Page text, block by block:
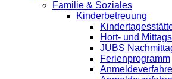
Familie & Soziales
Kinderbetreuung
Hort- und
JUBS
Ferienprogramm